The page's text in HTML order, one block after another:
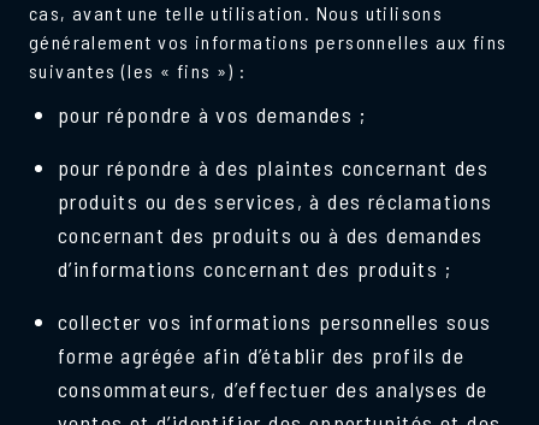
cas, avant une telle utilisation. Nous utilisons
généralement vos informations personnelles aux fins
suivantes (les « fins ») :
pour répondre à vos demandes ;
pour répondre à des plaintes concernant des
produits ou des services, à des réclamations
concernant des produits ou à des demandes
d’informations concernant des produits ;
collecter vos informations personnelles sous
forme agrégée afin d’établir des profils de
consommateurs, d’effectuer des analyses de